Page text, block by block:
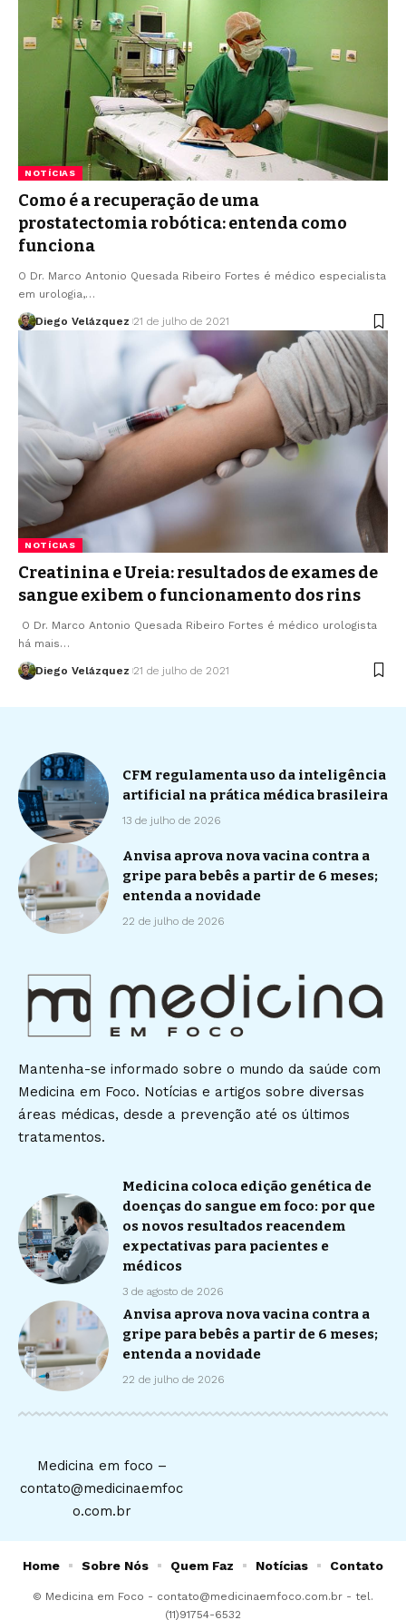
NOTÍCIAS
Como é a recuperação de uma
prostatectomia robótica: entenda como
funciona
O Dr. Marco Antonio Quesada Ribeiro Fortes é médico especialista
em urologia,…
Diego Velázquez 21 de julho de 2021
NOTÍCIAS
Creatinina e Ureia: resultados de exames de
sangue exibem o funcionamento dos rins
O Dr. Marco Antonio Quesada Ribeiro Fortes é médico urologista
há mais…
Diego Velázquez 21 de julho de 2021
CFM regulamenta uso da inteligência
artificial na prática médica brasileira
13 de julho de 2026
Anvisa aprova nova vacina contra a
gripe para bebês a partir de 6 meses;
entenda a novidade
22 de julho de 2026
Mantenha-se informado sobre o mundo da saúde com
Medicina em Foco. Notícias e artigos sobre diversas
áreas médicas, desde a prevenção até os últimos
tratamentos.
Medicina coloca edição genética de
doenças do sangue em foco: por que
os novos resultados reacendem
expectativas para pacientes e
médicos
3 de agosto de 2026
Anvisa aprova nova vacina contra a
gripe para bebês a partir de 6 meses;
entenda a novidade
22 de julho de 2026
Medicina em foco –
contato@medicinaemfoc
o.com.br
© Medicina em Foco - contato@medicinaemfoco.com.br - tel.
(11)91754-6532
Home Sobre Nós Quem Faz Notícias Contato